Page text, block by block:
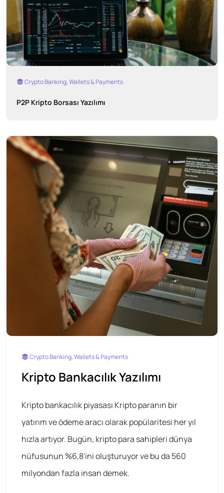
Crypto Banking, Wallets & Payments
P2P Kripto Borsası Yazılımı
Crypto Banking, Wallets & Payments
Kripto Bankacılık Yazılımı
Kripto bankacılık piyasası Kripto paranın bir
yatırım ve ödeme aracı olarak popülaritesi her yıl
hızla artıyor. Bugün, kripto para sahipleri dünya
nüfusunun %6,8'ini oluşturuyor ve bu da 560
milyondan fazla insan demek.